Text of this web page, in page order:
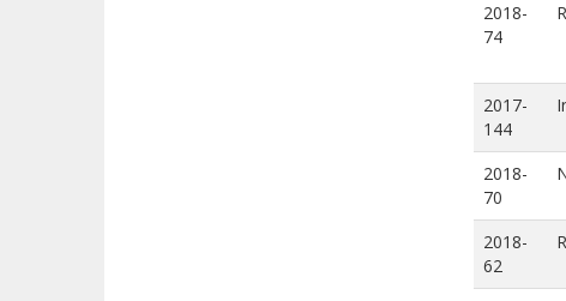
2018-
74
2017-
144
2018-
70
2018-
62